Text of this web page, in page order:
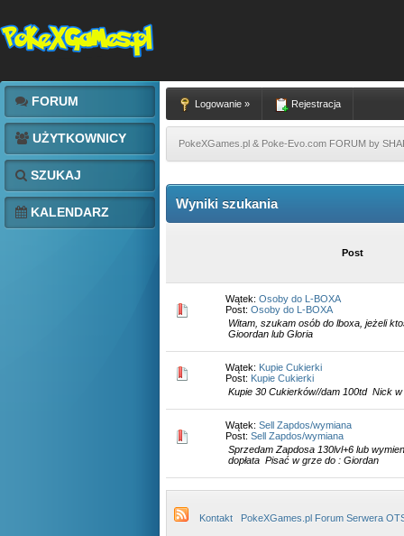
FORUM
UŻYTKOWNICY
SZUKAJ
KALENDARZ
Logowanie » Rejestracja
PokeXGames.pl & Poke-Evo.com FORUM by
Wyniki szukania
Post
Wątek: Osoby do L-BOXA
Post: Osoby do L-BOXA
Witam, szukam osób do lboxa, jeżeli
Gioordan lub Gloria
Wątek: Kupie Cukierki
Post: Kupie Cukierki
Kupie 30 Cukierków//dam 100td Nick
Wątek: Sell Zapdos/wymiana
Post: Sell Zapdos/wymiana
Sprzedam Zapdosa 130lvl+6 lub
dopłata Pisać w grze do : Giordan
Kontakt PokeXGames.pl Forum Serwera